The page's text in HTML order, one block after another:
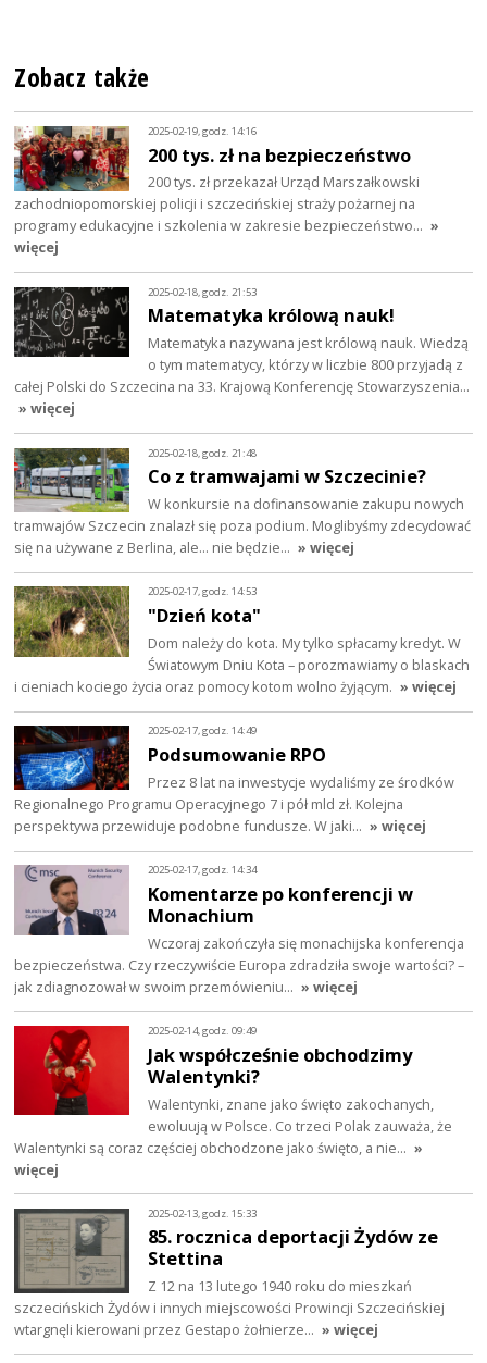
Zobacz także
2025-02-19, godz. 14:16
200 tys. zł na bezpieczeństwo
200 tys. zł przekazał Urząd Marszałkowski
zachodniopomorskiej policji i szczecińskiej straży pożarnej na
programy edukacyjne i szkolenia w zakresie bezpieczeństwo… »
więcej
2025-02-18, godz. 21:53
Matematyka królową nauk!
Matematyka nazywana jest królową nauk. Wiedzą
o tym matematycy, którzy w liczbie 800 przyjadą z
całej Polski do Szczecina na 33. Krajową Konferencję Stowarzyszenia…
» więcej
2025-02-18, godz. 21:48
Co z tramwajami w Szczecinie?
W konkursie na dofinansowanie zakupu nowych
tramwajów Szczecin znalazł się poza podium. Moglibyśmy zdecydować
się na używane z Berlina, ale… nie będzie… » więcej
2025-02-17, godz. 14:53
"Dzień kota"
Dom należy do kota. My tylko spłacamy kredyt. W
Światowym Dniu Kota – porozmawiamy o blaskach
i cieniach kociego życia oraz pomocy kotom wolno żyjącym. » więcej
2025-02-17, godz. 14:49
Podsumowanie RPO
Przez 8 lat na inwestycje wydaliśmy ze środków
Regionalnego Programu Operacyjnego 7 i pół mld zł. Kolejna
perspektywa przewiduje podobne fundusze. W jaki… » więcej
2025-02-17, godz. 14:34
Komentarze po konferencji w
Monachium
Wczoraj zakończyła się monachijska konferencja
bezpieczeństwa. Czy rzeczywiście Europa zdradziła swoje wartości? –
jak zdiagnozował w swoim przemówieniu… » więcej
2025-02-14, godz. 09:49
Jak współcześnie obchodzimy
Walentynki?
Walentynki, znane jako święto zakochanych,
ewoluują w Polsce. Co trzeci Polak zauważa, że
Walentynki są coraz częściej obchodzone jako święto, a nie… »
więcej
2025-02-13, godz. 15:33
85. rocznica deportacji Żydów ze
Stettina
Z 12 na 13 lutego 1940 roku do mieszkań
szczecińskich Żydów i innych miejscowości Prowincji Szczecińskiej
wtargnęli kierowani przez Gestapo żołnierze… » więcej